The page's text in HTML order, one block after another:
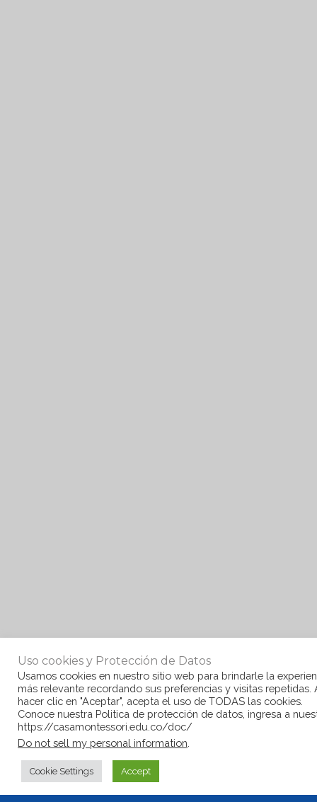
Uso cookies y Protección de Datos
Usamos cookies en nuestro sitio web para brindarle la
más relevante recordando sus preferencias y visitas repetidas.
hacer clic en "Aceptar", acepta el uso de TODAS las cookies.
Conoce nuestra Politica de protección de datos, ingresa a
https://casamontessori.edu.co/doc/
Do not sell my personal information
Cookie Settings Accept